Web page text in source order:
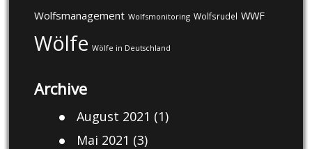
Wolfsmanagement Wolfsmonitoring Wolfsrudel WWF
Wölfe Wölfe in Deutschland
Archive
August 2021 (1)
Mai 2021 (3)